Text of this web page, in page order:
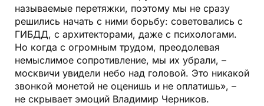
называемые перетяжки, поэтому мы не сразу
решились начать с ними борьбу: советовались с
ГИБДД, с архитекторами, даже с психологами.
Но когда с огромным трудом, преодолевая
немыслимое сопротивление, мы их убрали, –
москвичи увидели небо над головой. Это никакой
звонкой монетой не оценишь и не оплатишь», –
не скрывает эмоций Владимир Черников.